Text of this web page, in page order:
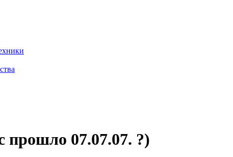
прошло 07.07.07. ?)